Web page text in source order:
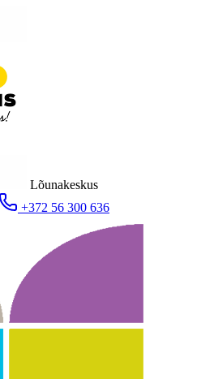
Lõunakeskus
+372 56 300 636